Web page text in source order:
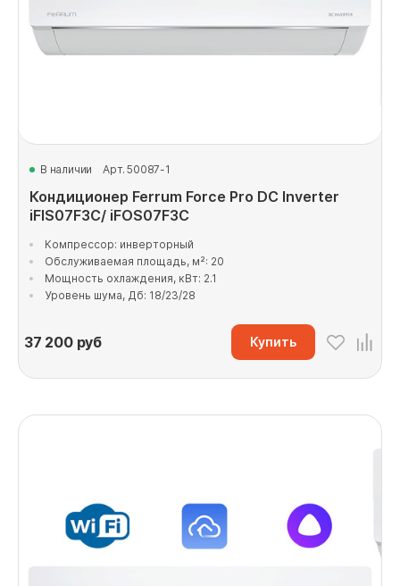
В наличии Арт. 50087-1
Кондиционер Ferrum Force Pro DC Inverter
iFIS07F3C/ iFOS07F3C
Компрессор: инверторный
Обслуживаемая площадь, м²: 20
Мощность охлаждения, кВт: 2.1
Уровень шума, Дб: 18/23/28
37 200руб Купить